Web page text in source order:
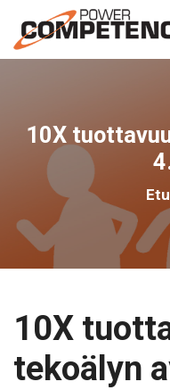
sisältöön
10X
10X
tekoälyn